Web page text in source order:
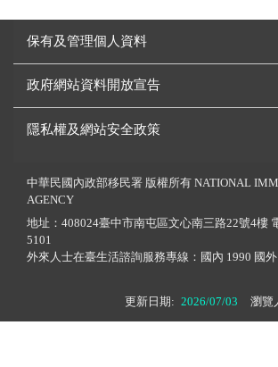
保有及管理個人資料
政府網站資料開放宣告
隱私權及網站安全政策
中華民國內政部移民署 版權所有 NATIONAL
AGENCY
地址：408024臺中市南屯區文心南三路22號4樓
5101
外來人士在臺生活諮詢服務專線：國內 1990 國
更新日期: 2026/07/03 瀏覽